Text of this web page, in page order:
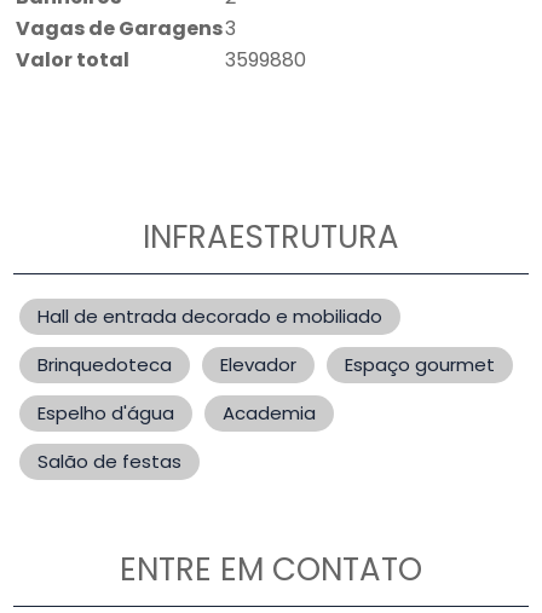
Vagas de Garagens3
Valor total
3599880
INFRAESTRUTURA
Hall de entrada decorado e mobiliado
Brinquedoteca
Elevador
Espaço gourmet
Espelho d'água
Academia
Salão de festas
ENTRE EM CONTATO